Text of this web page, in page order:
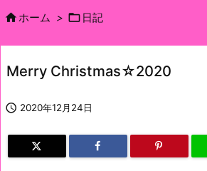
ホーム >  日記
Merry Christmas☆2020
 2020年12月24日